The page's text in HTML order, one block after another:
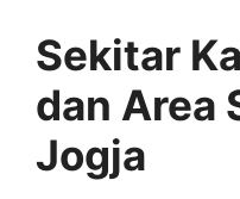
Sekitar
dan Area
Jogja